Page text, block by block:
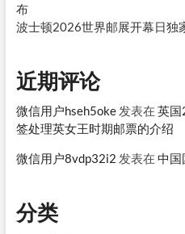
布
波士顿2026世界邮展开幕日独
近期评论
微信用户hseh5oke发表在 英国
签处理英女王时期邮票的介绍
微信用户8vdp32i2 发表在 中
分类